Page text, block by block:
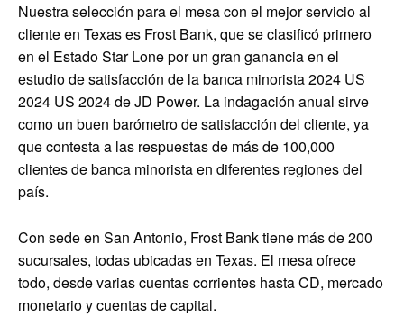
Nuestra selección para el mesa con el mejor servicio al
cliente en Texas es Frost Bank, que se clasificó primero
en el Estado Star Lone por un gran ganancia en el
estudio de satisfacción de la banca minorista 2024 US
2024 US 2024 de JD Power. La indagación anual sirve
como un buen barómetro de satisfacción del cliente, ya
que contesta a las respuestas de más de 100,000
clientes de banca minorista en diferentes regiones del
país.
Con sede en San Antonio, Frost Bank tiene más de 200
sucursales, todas ubicadas en Texas. El mesa ofrece
todo, desde varias cuentas corrientes hasta CD, mercado
monetario y cuentas de capital.